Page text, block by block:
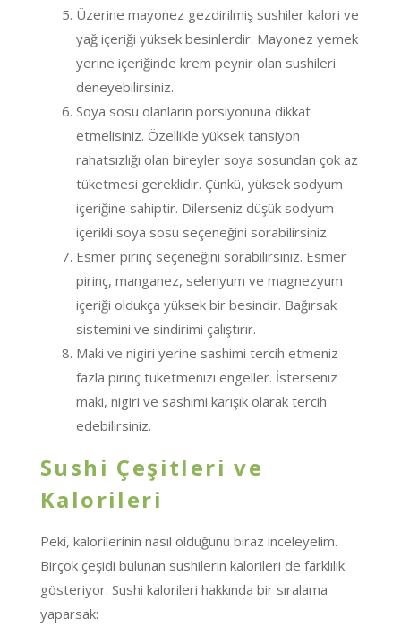
Üzerine mayonez gezdirilmiş sushiler kalori ve
yağ içeriği yüksek besinlerdir. Mayonez yemek
yerine içeriğinde krem peynir olan sushileri
deneyebilirsiniz.
Soya sosu olanların porsiyonuna dikkat
etmelisiniz. Özellikle yüksek tansiyon
rahatsızlığı olan bireyler soya sosundan çok az
tüketmesi gereklidir. Çünkü, yüksek sodyum
içeriğine sahiptir. Dilerseniz düşük sodyum
içerikli soya sosu seçeneğini sorabilirsiniz.
Esmer pirinç seçeneğini sorabilirsiniz. Esmer
pirinç, manganez, selenyum ve magnezyum
içeriği oldukça yüksek bir besindir. Bağırsak
sistemini ve sindirimi çalıştırır.
Maki ve nigiri yerine sashimi tercih etmeniz
fazla pirinç tüketmenizi engeller. İsterseniz
maki, nigiri ve sashimi karışık olarak tercih
edebilirsiniz.
Sushi Çeşitleri ve
Kalorileri
Peki, kalorilerinin nasıl olduğunu biraz inceleyelim.
Birçok çeşidi bulunan sushilerin kalorileri de farklılık
gösteriyor. Sushi kalorileri hakkında bir sıralama
yaparsak: